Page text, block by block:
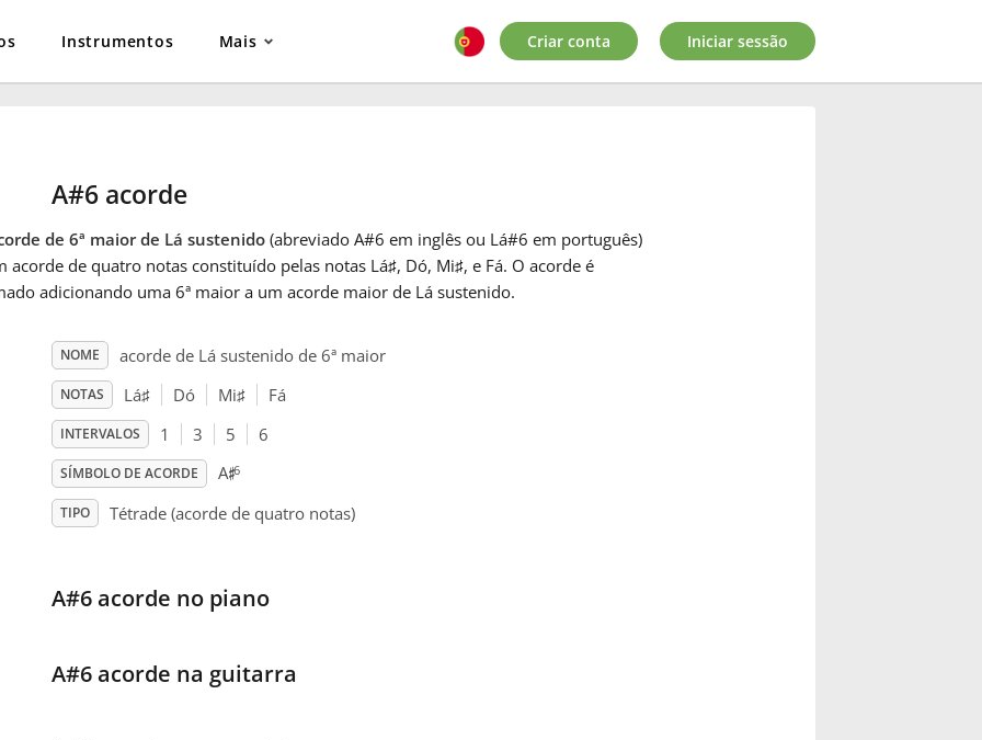
Instrumentos Mais Criar conta Iniciar sessão
A#6 acorde
de 6ª maior de Lá sustenido(abreviado A#6 em inglês ou Lá#6 em português)
acorde de quatro notas constituído pelas notas Lá♯, Dó, Mi♯, e Fá. O acorde é
adicionando uma 6ª maior a um acorde maior de Lá sustenido.
NOME acorde de Lá sustenido de 6ª maior
NOTAS Lá♯ Dó Mi♯ Fá
INTERVALOS 1 3 5 6
SÍMBOLO DE ACORDE A♯6
TIPO Tétrade (acorde de quatro notas)
A#6 acorde no piano
A#6 acorde na guitarra